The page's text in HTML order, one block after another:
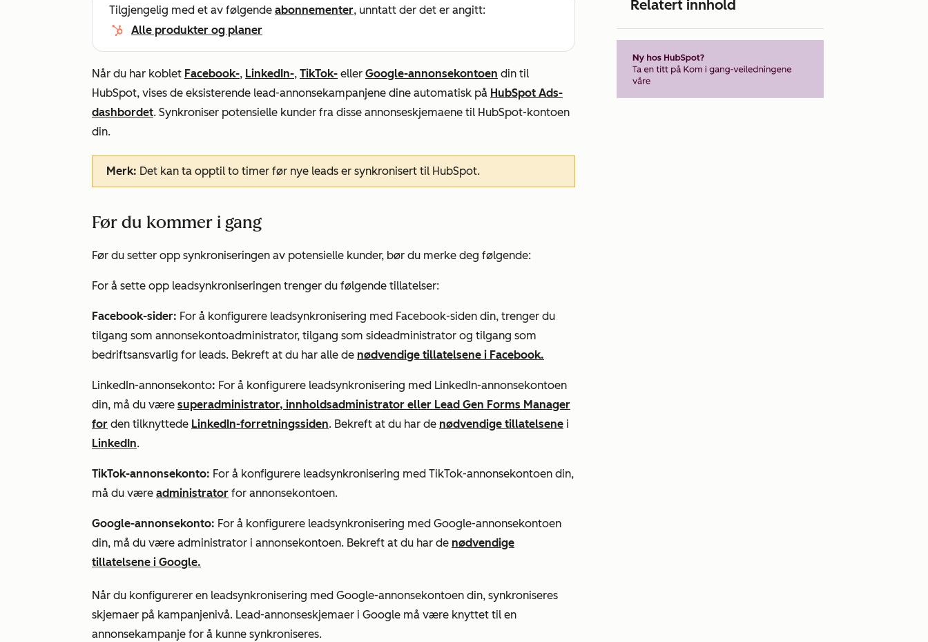
Tilgjengelig med et av følgende abonnementer, unntatt der det er angitt:
Alle produkter og planer
Når du har koblet Facebook-, LinkedIn-, TikTok- eller Google-annonsekontoen din til
HubSpot, vises de eksisterende lead-annonsekampanjene dine automatisk på HubSpot Ads-
dashbordet. Synkroniser potensielle kunder fra disse annonseskjemaene til HubSpot-kontoen
din.
Merk: Det kan ta opptil to timer før nye leads er synkronisert til HubSpot.
Før du kommer i gang
Før du setter opp synkroniseringen av potensielle kunder, bør du merke deg følgende:
For å sette opp leadsynkroniseringen trenger du følgende tillatelser:
Facebook-sider: For å konfigurere leadsynkronisering med Facebook-siden din, trenger du
tilgang som annonsekontoadministrator, tilgang som sideadministrator og tilgang som
bedriftsansvarlig for leads. Bekreft at du har alle de nødvendige tillatelsene i Facebook.
LinkedIn-annonsekonto: For å konfigurere leadsynkronisering med LinkedIn-annonsekontoen
din, må du være superadministrator, innholdsadministrator eller Lead Gen Forms Manager
for den tilknyttede LinkedIn-forretningssiden. Bekreft at du har de nødvendige tillatelsene i
LinkedIn.
TikTok-annonsekonto: For å konfigurere leadsynkronisering med TikTok-annonsekontoen din,
må du være administrator for annonsekontoen.
Google-annonsekonto: For å konfigurere leadsynkronisering med Google-annonsekontoen
din, må du være administrator i annonsekontoen. Bekreft at du har de nødvendige
tillatelsene i Google.
Når du konfigurerer en leadsynkronisering med Google-annonsekontoen din, synkroniseres
skjemaer på kampanjenivå. Lead-annonseskjemaer i Google må være knyttet til en
annonsekampanje for å kunne synkroniseres.
Relatert innhold